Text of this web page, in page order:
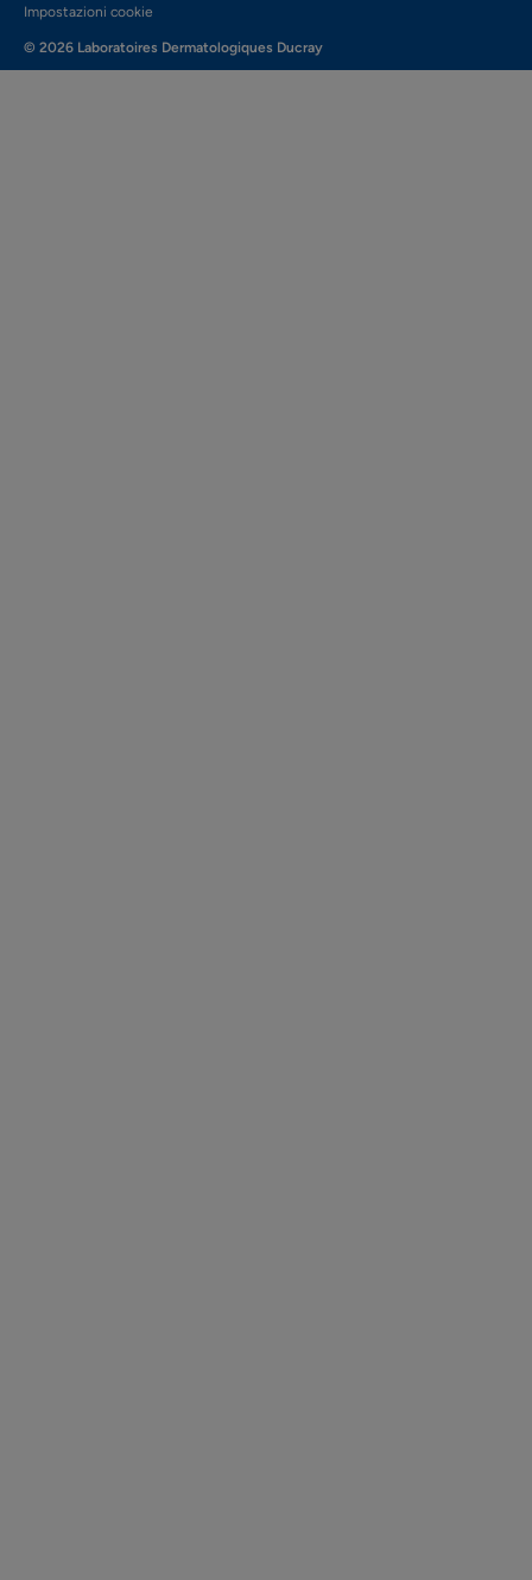
Impostazioni cookie
© 2026 Laboratoires Dermatologiques Ducray